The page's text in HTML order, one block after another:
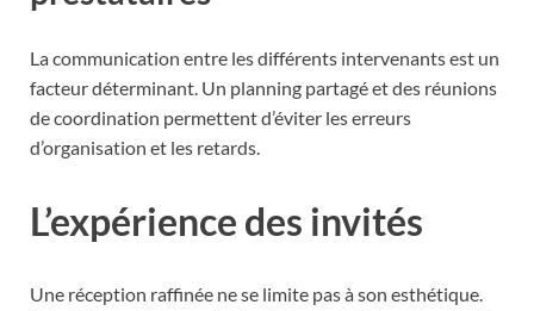
La communication entre les différents intervenants est un
facteur déterminant. Un planning partagé et des réunions
de coordination permettent d’éviter les erreurs
d’organisation et les retards.
L’expérience des invités
Une réception raffinée ne se limite pas à son esthétique.